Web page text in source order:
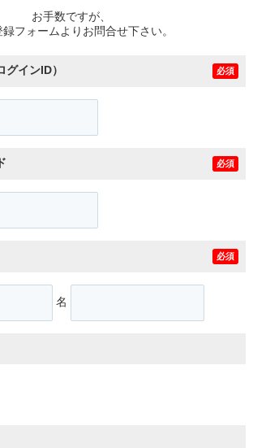
お手数ですが、
フォームよりお問合せ下さい。
グインID） 必須
必須
必須
名